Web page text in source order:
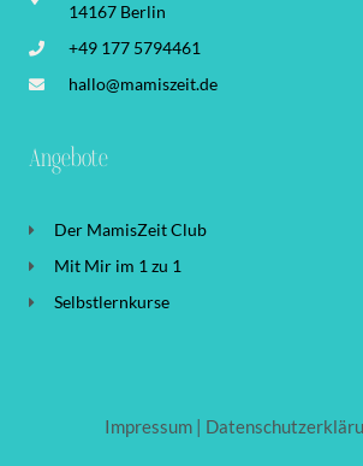
14167 Berlin
+49 177 5794461
hallo@mamiszeit.de
Angebote
Der MamisZeit Club
Mit Mir im 1 zu 1
Selbstlernkurse
Impressum